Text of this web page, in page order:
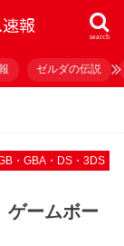
search
ゼルダの伝説
・GBA・DS・3DS
ームボー